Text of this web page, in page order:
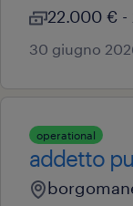
22.000 €
30 giugno
operational
addetto